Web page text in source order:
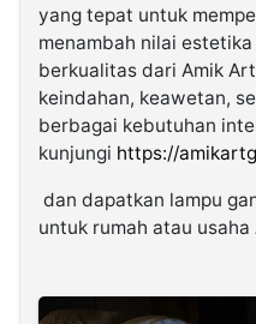
yang tepat untuk
menambah nilai
berkualitas dari Amik
keindahan, keawetan,
berbagai kebutuhan
kunjungi https://
dan dapatkan lampu
untuk rumah atau usaha